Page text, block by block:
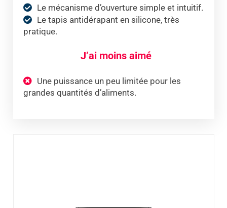
Le mécanisme d’ouverture simple et intuitif.
Le tapis antidérapant en silicone, très
pratique.
J’ai moins aimé
Une puissance un peu limitée pour les
grandes quantités d’aliments.